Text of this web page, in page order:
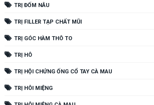
TRỊ ĐỐM NÂU
TRỊ FILLER TẠP CHẤT MŨI
TRỊ GÓC HÀM THÔ TO
TRỊ HÔ
TRỊ HỘI CHỨNG ỐNG CỔ TAY CÀ MAU
TRỊ HÔI MIỆNG